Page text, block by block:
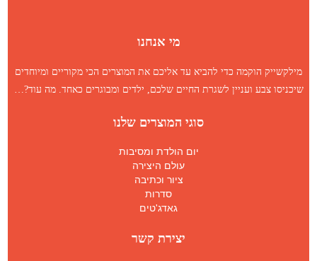
מי אנחנו
מילקשייק הוקמה כדי להביא עד אליכם את המוצרים הכי מקוריים ומיוחדים
שיכניסו צבע ועניין לשגרת החיים שלכם, ילדים ומבוגרים כאחד.מה עוד?…
סוגי המוצרים שלנו
יום הולדת ומסיבות
עולם היצירה
ציור וכתיבה
סדרות
גאדג'טים
יצירת קשר